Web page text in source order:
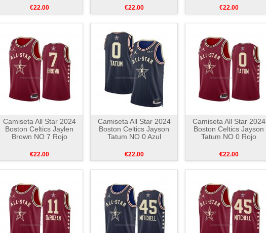
€22.00 €22.00 €22.00
Camiseta All Star 2024
Boston Celtics Jaylen
Brown NO 7 Rojo
€22.00
Camiseta All Star 2024
Boston Celtics Jayson
Tatum NO 0 Azul
€22.00
Camiseta All Star 2024
Boston Celtics Jayson
Tatum NO 0 Rojo
€22.00